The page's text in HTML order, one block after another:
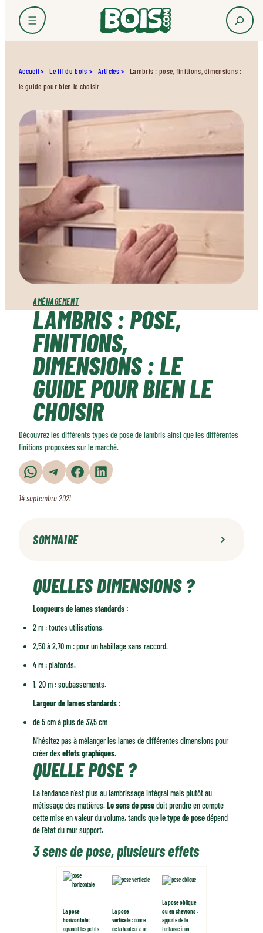
Accueil Le fil du bois Articles
Lambris : pose, finitions, dimensions :
le guide pour bien le choisir
AMÉNAGEMENT
LAMBRIS : POSE,
FINITIONS,
DIMENSIONS : LE
GUIDE POUR BIEN LE
CHOISIR
Découvrez les différents types de pose de lambris ainsi que les différentes
finitions proposées sur le marché.
Partager sur WhatsApp Partager sur Telegram Partager sur Facebook Partager sur LinkedIn
14 septembre 2021
SOMMAIRE
Quelle pose ?
QUELLES DIMENSIONS ?
Longueurs de lames standards :
2 m : toutes utilisations.
2,50 à 2,70 m : pour un habillage sans raccord.
4 m : plafonds.
1, 20 m : soubassements.
Largeur de lames standards :
de 5 cm à plus de 37,5 cm
N’hésitez pas à mélanger les lames de différentes dimensions pour
créer deseffets graphiques.
QUELLE POSE ?
La tendance n’est plus au lambrissage intégral mais plutôt au
métissage des matières.Le sens de posedoit prendre en compte
cette mise en valeur du volume, tandis quele type de posedépend
de l’état du mur support.
3 sens de pose, plusieurs effets
Lapose
horizontale:
agrandit les petits
Lapose
verticale: donne
de la hauteur à un
Lapose oblique
ou en chevrons:
apporte de la
fantaisie à un